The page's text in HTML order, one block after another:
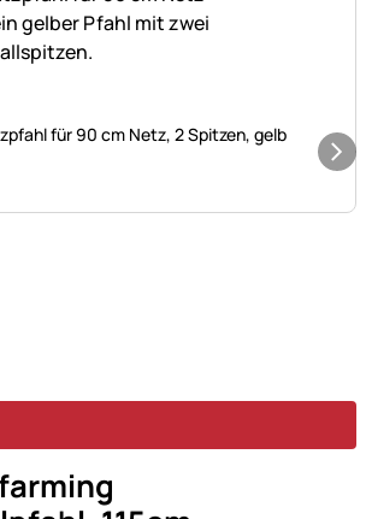
abgegeben
für 90 cm Netz, 2 Spitzen, gelb